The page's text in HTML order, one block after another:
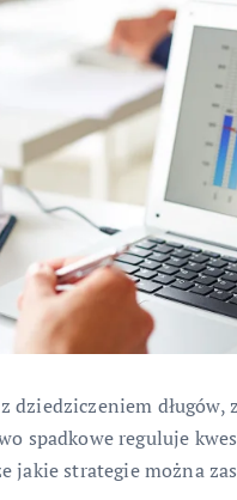
długów,
spadkowe reguluje
jakie strategie można